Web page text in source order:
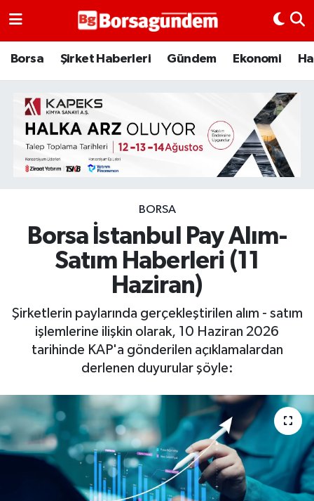
Borsa Şirket Haberleri Gündem Ekonomi
BORSA
Borsa İstanbul Pay Alım-
Satım Haberleri (11
Haziran)
Şirketlerin paylarında gerçekleştirilen alım - satım
işlemlerine ilişkin olarak, 10 Haziran 2026
tarihinde KAP'a gönderilen açıklamalardan
derlenen duyurular şöyle:
Borsa
Emtia
Galeri
Bitcoin
Şirket Haberleri
BIST 100 Isı Haritası
Coin Isı Haritası
Ekonomik Takvim
Kiripto Para Piyasası
Gizlilik Sözleşmesi